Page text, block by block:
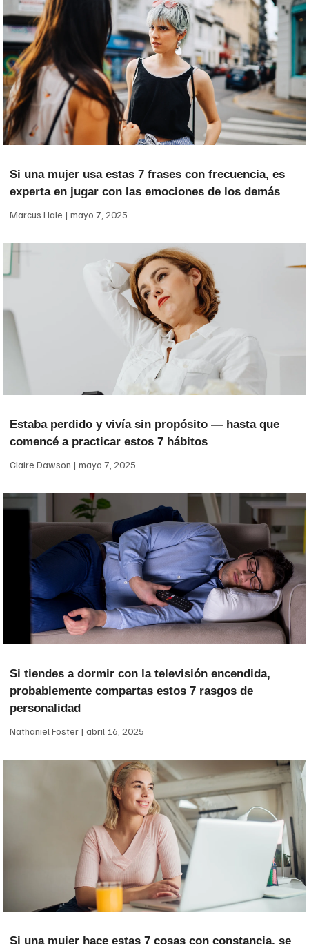
Si una mujer usa estas 7 frases con frecuencia, es
experta en jugar con las emociones de los demás
Marcus Hale mayo 7, 2025
Estaba perdido y vivía sin propósito — hasta que
comencé a practicar estos 7 hábitos
Claire Dawson mayo 7, 2025
Si tiendes a dormir con la televisión encendida,
probablemente compartas estos 7 rasgos de
personalidad
Nathaniel Foster abril 16, 2025
Si una mujer hace estas 7 cosas con constancia, se